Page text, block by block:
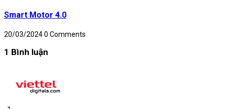
Smart Motor 4.0
20/03/20240 Comments
1 Bình luận